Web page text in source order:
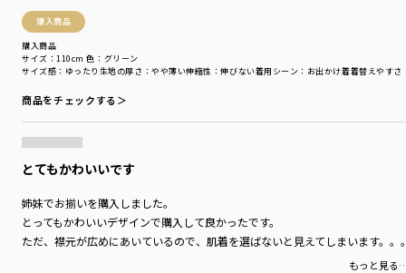
購入商品
購入商品
サイズ感 ：ゆったり 生地の厚さ ：やや薄い伸縮性 ：伸びない着用シーン ：お出かけ着着替えやすさ
サイズ：110cm 色：グリーン
商品をチェックする＞
とてもかわいいです
姉妹でお揃いを購入しました。
とってもかわいいデザインで購入して良かったです。
ただ、襟元が広めにあいているので、肌着を選ばないと見えてしまいます。
もっと見る
透け感：ややあり
伸縮性：なし
着用イメージ/カラー：ピンク
モデル：身長108.0cm 体重18kg
ブランド
シーズン
／アウトレット
カラー
／ピンク
性別タイプ
／GIRL
商品番号
／12-5214-189